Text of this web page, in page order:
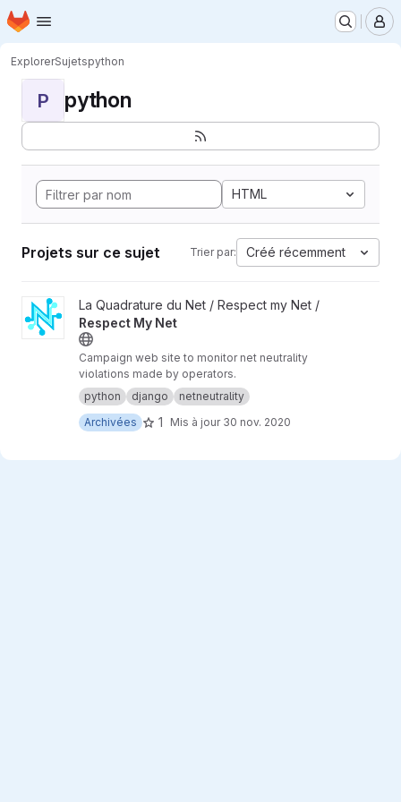
Passer au contenu principal
Page d'accueil
ExplorerSujetspython
P python
HTML
Projets sur ce sujet Trier par: Créé récemment
Afficher le projet Respect My Net
La Quadrature du Net / Respect my Net /
Respect My Net
Campaign web site to monitor net neutrality
violations made by operators.
python
django
netneutrality
Archivées
1 Mis à jour 30 nov. 2020